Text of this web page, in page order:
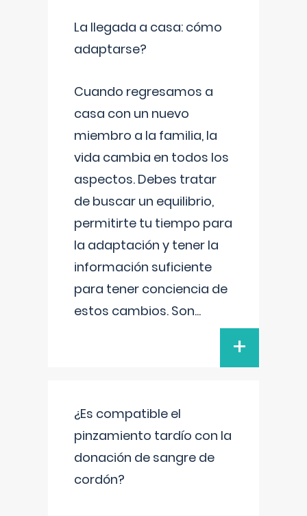
La llegada a casa: cómo
adaptarse?
Cuando regresamos a
casa con un nuevo
miembro a la familia, la
vida cambia en todos los
aspectos. Debes tratar
de buscar un equilibrio,
permitirte tu tiempo para
la adaptación y tener la
información suficiente
para tener conciencia de
estos cambios. Son...
+
¿Es compatible el
pinzamiento tardío con la
donación de sangre de
cordón?